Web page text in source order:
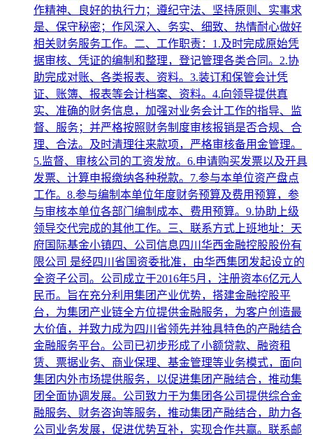
作精神、良好的执行力；遵纪守法、坚持原则、实事求
是、保守秘密；作风深入、务实、细致、热情耐心做好
相关财务服务工作。二、工作职责：1.及时完成原始凭
据审核、凭证的编制和整理，登记管理各类合同。2.协
助完成对账、各类报表、资料。3.装订和保管会计凭
证、账簿、报表等会计档案、资料。4.向领导提供真
实、准确的财务信息，加强对业务会计工作的指导、监
督、服务；并严格按照财务制度审核报销是否合规、合
理、合法。及时清理往来款项，严格审核备用金管理。
5.监督、审核公司的工资发放。6.申请购买发票以及开具
发票、计算申报缴纳各种税款。7.参与本单位资产盘点
工作。8.参与编制本单位年度财务预算及费用预算，参
与审核本单位各部门编制成本、费用预算。9.协助上级
领导交代完成的其他工作。三、联系方式上班地址：天
府国际基金小镇四、公司信息四川华西金融控股股份有
限公司 是经四川省国资委批准，由华西集团发起设立的
全资子公司。公司成立于2016年5月，注册资本6亿元人
民币。旨在充分利用集团产业优势，搭建金融控股平
台，为集团产业链全方位提供金融服务，为客户创造最
大价值，并致力成为四川省领先并独具特色的产融结合
金融服务平台。公司已初步形成了小额贷款、融资租
赁、票据业务、商业保理、基金管理等业务模式，面向
集团内外市场提供服务，以促进集团产融结合，推动集
团全面协调发展。公司致力于为集团各公司提供综合金
融服务、财务咨询等服务，推动集团产融结合，助力各
公司业务发展，促进优势互补，实现合作共赢。联系邮